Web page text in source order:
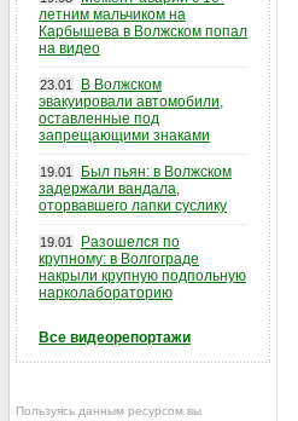
летним мальчиком на
Карбышева в Волжском попал
на видео
23.01
В Волжском
эвакуировали автомобили,
оставленные под
запрещающими знаками
19.01
Был пьян: в Волжском
задержали вандала,
оторвавшего лапки суслику
19.01
Разошелся по
крупному: в Волгограде
накрыли крупную подпольную
нарколабораторию
Все видеорепортажи
Пользуясь данным ресурсом вы